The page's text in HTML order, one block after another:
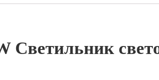
Светильник